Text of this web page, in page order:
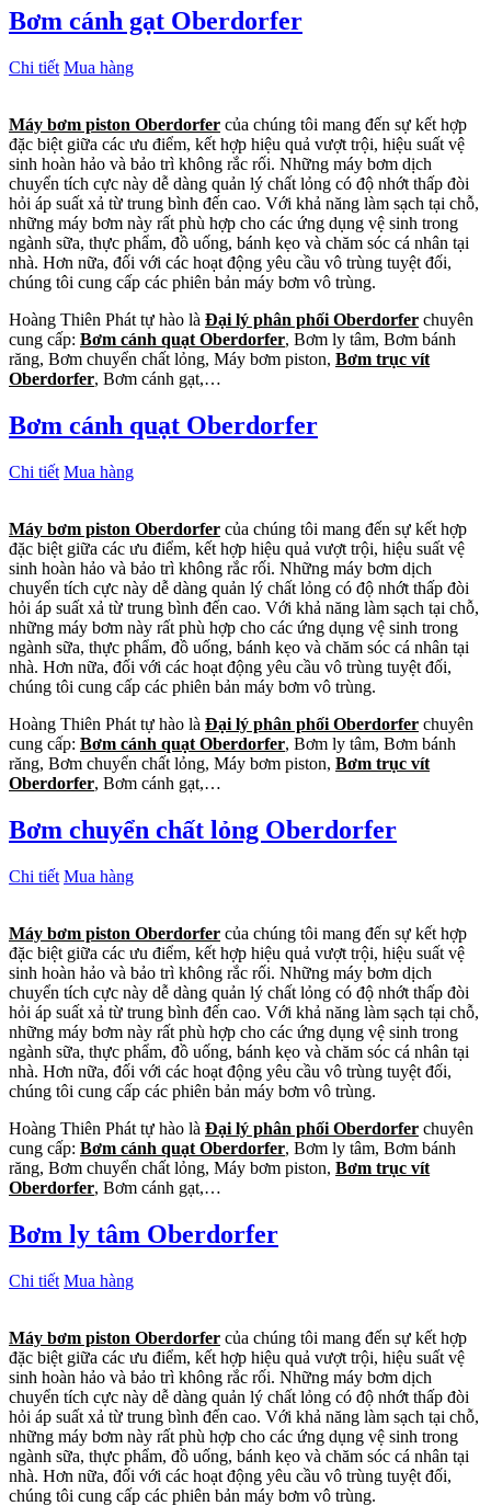
Bơm cánh gạt Oberdorfer
Chi tiết Mua hàng
Máy bơm piston Oberdorfer của chúng tôi mang đến sự kết hợp
đặc biệt giữa các ưu điểm, kết hợp hiệu quả vượt trội, hiệu suất vệ
sinh hoàn hảo và bảo trì không rắc rối. Những máy bơm dịch
chuyển tích cực này dễ dàng quản lý chất lỏng có độ nhớt thấp đòi
hỏi áp suất xả từ trung bình đến cao. Với khả năng làm sạch tại chỗ,
những máy bơm này rất phù hợp cho các ứng dụng vệ sinh trong
ngành sữa, thực phẩm, đồ uống, bánh kẹo và chăm sóc cá nhân tại
nhà. Hơn nữa, đối với các hoạt động yêu cầu vô trùng tuyệt đối,
chúng tôi cung cấp các phiên bản máy bơm vô trùng.
Hoàng Thiên Phát tự hào là Đại lý phân phối Oberdorfer chuyên
cung cấp: Bơm cánh quạt Oberdorfer, Bơm ly tâm, Bơm bánh
răng, Bơm chuyển chất lỏng, Máy bơm piston, Bơm trục vít
Oberdorfer, Bơm cánh gạt,…
Bơm cánh quạt Oberdorfer
Chi tiết Mua hàng
Máy bơm piston Oberdorfer của chúng tôi mang đến sự kết hợp
đặc biệt giữa các ưu điểm, kết hợp hiệu quả vượt trội, hiệu suất vệ
sinh hoàn hảo và bảo trì không rắc rối. Những máy bơm dịch
chuyển tích cực này dễ dàng quản lý chất lỏng có độ nhớt thấp đòi
hỏi áp suất xả từ trung bình đến cao. Với khả năng làm sạch tại chỗ,
những máy bơm này rất phù hợp cho các ứng dụng vệ sinh trong
ngành sữa, thực phẩm, đồ uống, bánh kẹo và chăm sóc cá nhân tại
nhà. Hơn nữa, đối với các hoạt động yêu cầu vô trùng tuyệt đối,
chúng tôi cung cấp các phiên bản máy bơm vô trùng.
Hoàng Thiên Phát tự hào là Đại lý phân phối Oberdorfer chuyên
cung cấp: Bơm cánh quạt Oberdorfer, Bơm ly tâm, Bơm bánh
răng, Bơm chuyển chất lỏng, Máy bơm piston, Bơm trục vít
Oberdorfer, Bơm cánh gạt,…
Bơm chuyển chất lỏng Oberdorfer
Chi tiết Mua hàng
Máy bơm piston Oberdorfer của chúng tôi mang đến sự kết hợp
đặc biệt giữa các ưu điểm, kết hợp hiệu quả vượt trội, hiệu suất vệ
sinh hoàn hảo và bảo trì không rắc rối. Những máy bơm dịch
chuyển tích cực này dễ dàng quản lý chất lỏng có độ nhớt thấp đòi
hỏi áp suất xả từ trung bình đến cao. Với khả năng làm sạch tại chỗ,
những máy bơm này rất phù hợp cho các ứng dụng vệ sinh trong
ngành sữa, thực phẩm, đồ uống, bánh kẹo và chăm sóc cá nhân tại
nhà. Hơn nữa, đối với các hoạt động yêu cầu vô trùng tuyệt đối,
chúng tôi cung cấp các phiên bản máy bơm vô trùng.
Hoàng Thiên Phát tự hào là Đại lý phân phối Oberdorfer chuyên
cung cấp: Bơm cánh quạt Oberdorfer, Bơm ly tâm, Bơm bánh
răng, Bơm chuyển chất lỏng, Máy bơm piston, Bơm trục vít
Oberdorfer, Bơm cánh gạt,…
Bơm ly tâm Oberdorfer
Chi tiết Mua hàng
Máy bơm piston Oberdorfer của chúng tôi mang đến sự kết hợp
đặc biệt giữa các ưu điểm, kết hợp hiệu quả vượt trội, hiệu suất vệ
sinh hoàn hảo và bảo trì không rắc rối. Những máy bơm dịch
chuyển tích cực này dễ dàng quản lý chất lỏng có độ nhớt thấp đòi
hỏi áp suất xả từ trung bình đến cao. Với khả năng làm sạch tại chỗ,
những máy bơm này rất phù hợp cho các ứng dụng vệ sinh trong
ngành sữa, thực phẩm, đồ uống, bánh kẹo và chăm sóc cá nhân tại
nhà. Hơn nữa, đối với các hoạt động yêu cầu vô trùng tuyệt đối,
chúng tôi cung cấp các phiên bản máy bơm vô trùng.